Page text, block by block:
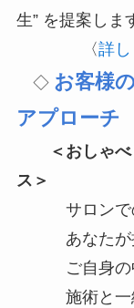
生” を提案しま
〈詳
◇ お客様
アプローチ
＜ おしゃ
ス ＞
サロンでの
あなたが
ご自身の
施術と一緒